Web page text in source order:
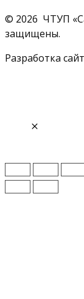
© 2026 ЧТУП
защищены.
Разработка